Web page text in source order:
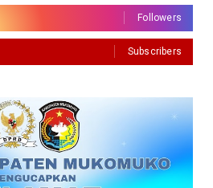
Followers
Subscribers